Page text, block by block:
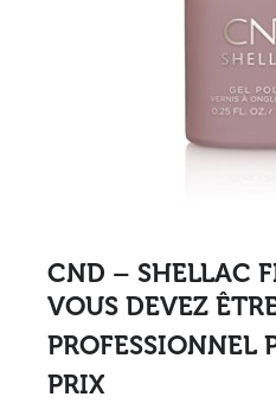
CND – SHELLAC
VOUS DEVEZ
PROFESSIONNEL
PRIX